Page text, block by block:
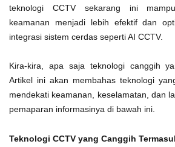
teknologi CCTV sekarang ini
keamanan menjadi lebih efektif dan
integrasi sistem cerdas seperti AI CCTV.
Kira-kira, apa saja teknologi canggih
Artikel ini akan membahas teknologi
mendekati keamanan, keselamatan, dan
pemaparan informasinya di bawah ini.
Teknologi CCTV yang Canggih